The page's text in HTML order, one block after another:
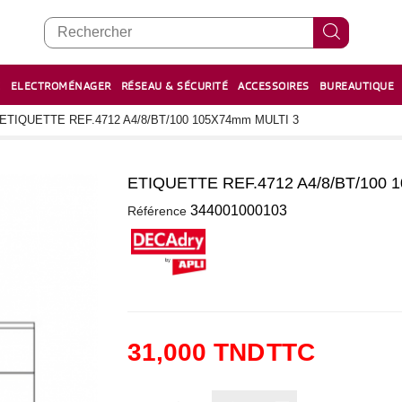
ELECTROMÉNAGER RÉSEAU & SÉCURITÉ ACCESSOIRES BUREAUTIQUE
ETIQUETTE REF.4712 A4/8/BT/100 105X74mm MULTI 3
ETIQUETTE REF.4712 A4/8/BT/100
Référence 344001000103
31,000 TNDTTC